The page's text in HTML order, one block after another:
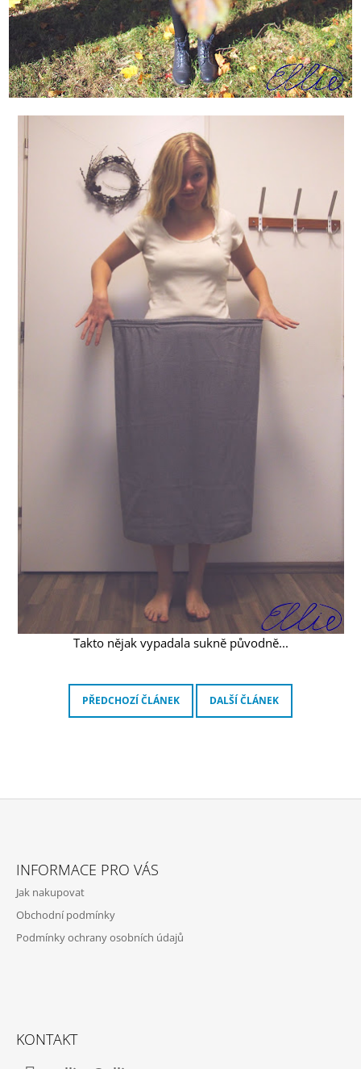
Takto nějak vypadala sukně původně...
PŘEDCHOZÍ ČLÁNEK DALŠÍ ČLÁNEK
INFORMACE PRO VÁS
Jak nakupovat
Obchodní podmínky
Podmínky ochrany osobních údajů
KONTAKT